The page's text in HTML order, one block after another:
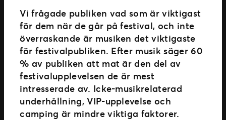
Vi frågade publiken vad som är viktigast
för dem när de går på festival, och inte
överraskande är musiken det viktigaste
för festivalpubliken. Efter musik säger 60
% av publiken att mat är den del av
festivalupplevelsen de är mest
intresserade av. Icke-musikrelaterad
underhållning, VIP-upplevelse och
camping är mindre viktiga faktorer.